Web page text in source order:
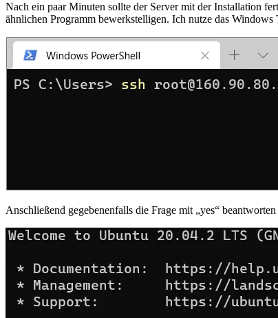
Nach ein paar Minuten sollte der Server mit der Installation
ähnlichen Programm bewerkstelligen. Ich nutze das Windows
Anschließend gegebenenfalls die Frage mit „yes“